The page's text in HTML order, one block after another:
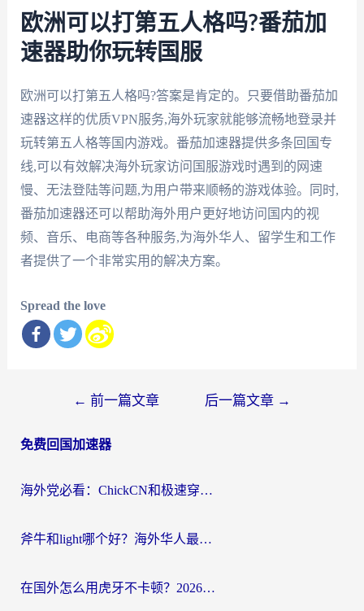
欧洲可以打第五人格吗?番茄加
速器助你玩转国服
欧洲可以打第五人格吗?答案是肯定的。只要借助番茄加
速器这样的优质VPN服务,海外玩家就能够流畅地登录并
玩转第五人格等国内游戏。番茄加速器提供多条回国专
线,可以有效解决海外玩家访问国服游戏时遇到的网速
慢、无法登陆等问题,为用户带来顺畅的游戏体验。同时,
番茄加速器还可以帮助海外用户更好地访问国内的视
频、音乐、电商等各种服务,为海外华人、留学生和工作
者提供了一个非常实用的解决方案。
Spread the love
导
← 前一篇文章 后一篇文章 →
免费回国加速器
海外党必看：ChickCN和极速穿梭VPN好用吗？3招教你选对回国加速器无缝刷国内资源
斧牛和light哪个好？海外华人最关心的回国加速器选择难题，一篇讲透
在国外怎么用虎牙不卡顿？2026海外华人亲测有效的回国加速器选择指南